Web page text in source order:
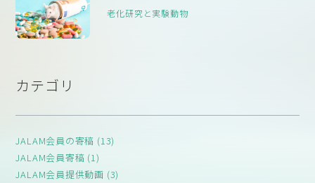
老化研究と実験動物
カテゴリ
JALAM会員の寄稿 (13)
JALAM会員寄稿 (1)
JALAM会員提供動画 (3)